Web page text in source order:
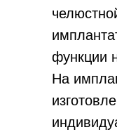
функции
На